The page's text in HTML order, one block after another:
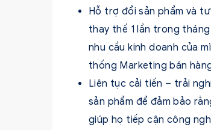
Hỗ trợ đổi sản phẩm và
thay thế 1 lần trong
nhu cầu kinh doanh của
thống Marketing bán
Liên tục cải tiến – trải
sản phẩm để đảm bảo
giúp họ tiếp cận công